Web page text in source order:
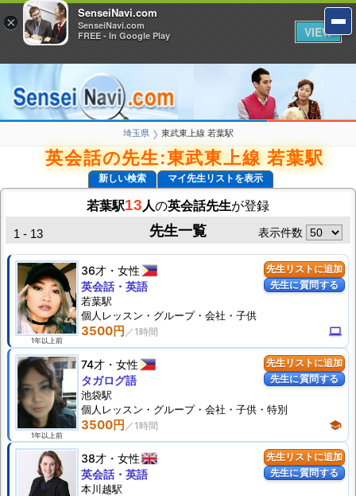
埼玉県 ❯ 東武東上線 若葉駅
英会話の先生:東武東上線 若葉駅
新しい検索 マイ先生リストを表示
若葉駅13 人の英会話先生が登録
先生一覧
1 - 13 表示件数
先生リストに追加
先生に質問する
1年以上前
36才 女性
3500円 computer
英会話・英語
若葉駅
個人 レッスン ・グループ・会社・子供
先生リストに追加
先生に質問する
1年以上前
74才 女性
3500円 school
タガログ語
池袋駅
個人 レッスン ・グループ・会社・子供・特別
先生リストに追加
先生に質問する
38才 女性
英会話・英語
本川越駅
×
SenseiNavi.com
SenseiNavi.com
FREE - In Google Play
VIEW
×
SenseiNavi.com
SenseiNavi.com
FREE - In Google Play
VIEW